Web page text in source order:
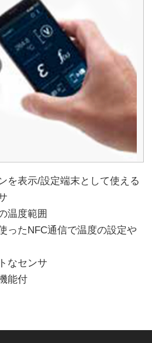
を表示/設定端末として使える
温度範囲
ったNFC通信で温度の設定や
なセンサ
能付